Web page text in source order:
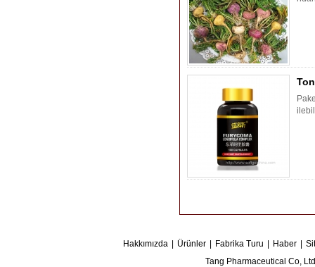
Hakkımızda Ürünler Fabrika Turu Haber
Tang Pharmaceutical Co,